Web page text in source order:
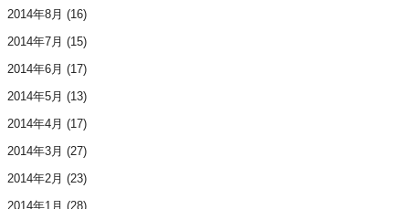
2014年8月 (16)
2014年7月 (15)
2014年6月 (17)
2014年5月 (13)
2014年4月 (17)
2014年3月 (27)
2014年2月 (23)
2014年1月 (28)